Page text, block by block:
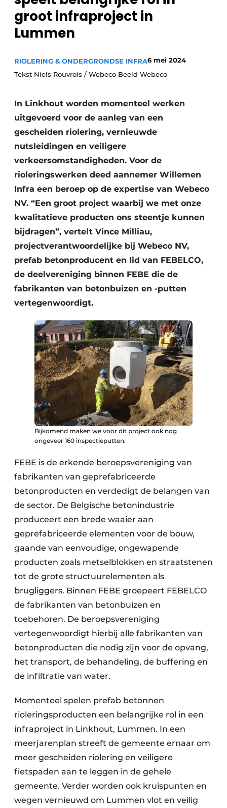
Vacatures
Video’s
groot infraproject in
Lummen
RIOLERING & ONDERGRONDSE INFRA6 mei 2024
Tekst Niels Rouvrois / Webeco Beeld Webeco
In Linkhout worden momenteel werken
uitgevoerd voor de aanleg van een
gescheiden riolering, vernieuwde
nutsleidingen en veiligere
verkeersomstandigheden. Voor de
rioleringswerken deed aannemer Willemen
Infra een beroep op de expertise van Webeco
NV. “Een groot project waarbij we met onze
kwalitatieve producten ons steentje kunnen
bijdragen”, vertelt Vince Milliau,
projectverantwoordelijke bij Webeco NV,
prefab betonproducent en lid van FEBELCO,
de deelvereniging binnen FEBE die de
fabrikanten van betonbuizen en -putten
vertegenwoordigt.
Bijkomend maken we voor dit project ook nog
ongeveer 160 inspectieputten.
FEBE is de erkende beroepsvereniging van
fabrikanten van geprefabriceerde
betonproducten en verdedigt de belangen van
de sector. De Belgische betonindustrie
produceert een brede waaier aan
geprefabriceerde elementen voor de bouw,
gaande van eenvoudige, ongewapende
producten zoals metselblokken en straatstenen
tot de grote structuurelementen als
brugliggers. Binnen FEBE groepeert FEBELCO
de fabrikanten van betonbuizen en
toebehoren. De beroepsvereniging
vertegenwoordigt hierbij alle fabrikanten van
betonproducten die nodig zijn voor de opvang,
het transport, de behandeling, de buffering en
de infiltratie van water.
Momenteel spelen prefab betonnen
rioleringsproducten een belangrijke rol in een
infraproject in Linkhout, Lummen. In een
meerjarenplan streeft de gemeente ernaar om
meer gescheiden riolering en veiligere
fietspaden aan te leggen in de gehele
gemeente. Verder worden ook kruispunten en
wegen vernieuwd om Lummen vlot en veilig